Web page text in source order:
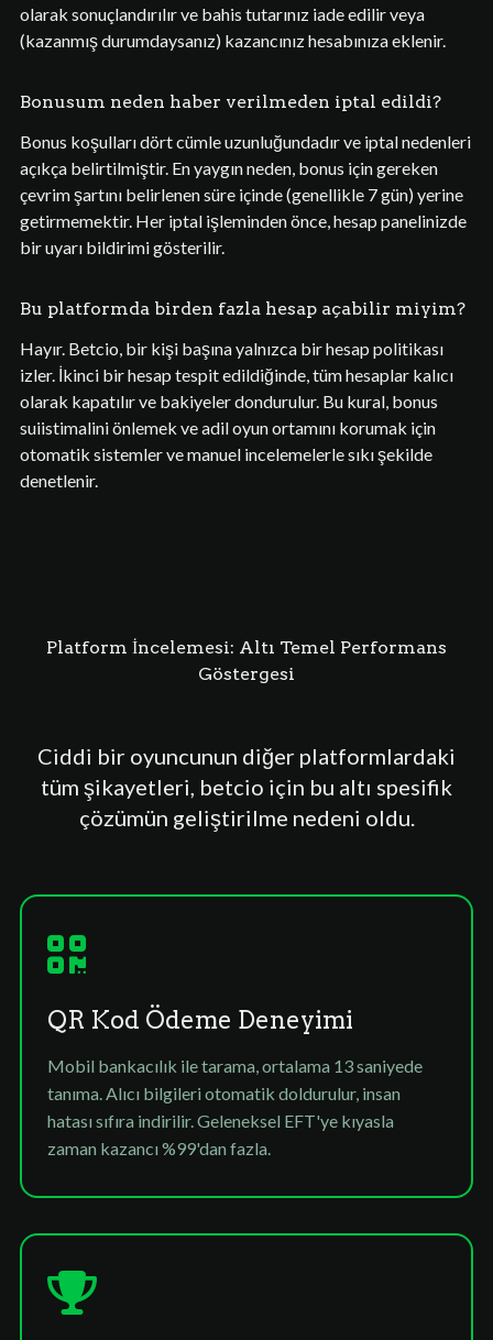
olarak sonuçlandırılır ve bahis tutarınız iade edilir veya
(kazanmış durumdaysanız) kazancınız hesabınıza eklenir.
Bonusum neden haber verilmeden iptal edildi?
Bonus koşulları dört cümle uzunluğundadır ve iptal nedenleri
açıkça belirtilmiştir. En yaygın neden, bonus için gereken
çevrim şartını belirlenen süre içinde (genellikle 7 gün) yerine
getirmemektir. Her iptal işleminden önce, hesap panelinizde
bir uyarı bildirimi gösterilir.
Bu platformda birden fazla hesap açabilir miyim?
Hayır. Betcio, bir kişi başına yalnızca bir hesap politikası
izler. İkinci bir hesap tespit edildiğinde, tüm hesaplar kalıcı
olarak kapatılır ve bakiyeler dondurulur. Bu kural, bonus
suiistimalini önlemek ve adil oyun ortamını korumak için
otomatik sistemler ve manuel incelemelerle sıkı şekilde
denetlenir.
Platform İncelemesi: Altı Temel Performans
Göstergesi
Ciddi bir oyuncunun diğer platformlardaki
tüm şikayetleri, betcio için bu altı spesifik
çözümün geliştirilme nedeni oldu.
QR Kod Ödeme Deneyimi
Mobil bankacılık ile tarama, ortalama 13 saniyede
tanıma. Alıcı bilgileri otomatik doldurulur, insan
hatası sıfıra indirilir. Geleneksel EFT'ye kıyasla
zaman kazancı %99'dan fazla.